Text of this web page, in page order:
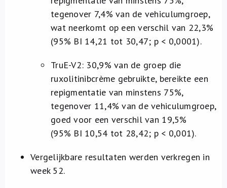
tegenover 7,4% van de vehiculumgroep,
wat neerkomt op een verschil van 22,3%
(95% BI 14,21 tot 30,47; p < 0,0001).
TruE-V2: 30,9% van de groep die
ruxolitinibcrème gebruikte, bereikte een
repigmentatie van minstens 75%,
tegenover 11,4% van de vehiculumgroep,
goed voor een verschil van 19,5%
(95% BI 10,54 tot 28,42; p < 0,001).
Vergelijkbare resultaten werden verkregen in
week 52.